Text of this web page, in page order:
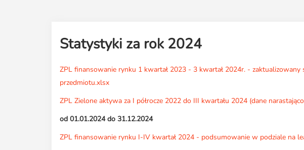
Statystyki za rok 2024
ZPL finansowanie rynku 1 kwartał 2023 - 3 kwartał 2024r. -
przedmiotu.xlsx
ZPL Zielone aktywa za I półrocze 2022 do III kwartału 2024 (dane
od 01.01.2024 do 31.12.2024
ZPL finansowanie rynku I-IV kwartał 2024 - podsumowanie w podziale na